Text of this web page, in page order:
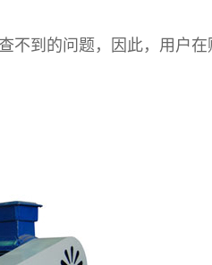
到的问题，因此，用户在